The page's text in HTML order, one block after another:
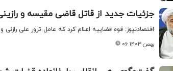
جزئیات جدید از قاتل قاضی مقیسه و
اقتصادنیوز: قوه قضاییه اعلام کرد که عامل ترور علی
۰۶ بهمن ۱۴۰۳